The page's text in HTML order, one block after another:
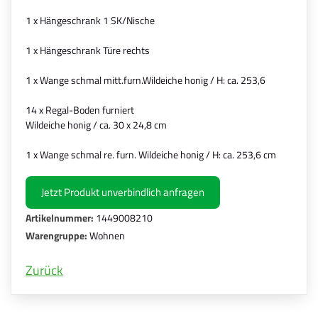
1 x Hängeschrank 1 SK/Nische
1 x Hängeschrank Türe rechts
1 x Wange schmal mitt.furn.Wildeiche honig / H: ca. 253,6
14 x Regal-Boden furniert
Wildeiche honig / ca. 30 x 24,8 cm
1 x Wange schmal re. furn. Wildeiche honig / H: ca. 253,6 cm
Jetzt Produkt unverbindlich anfragen
Artikelnummer: 1449008210
Warengruppe:Wohnen
Zurück